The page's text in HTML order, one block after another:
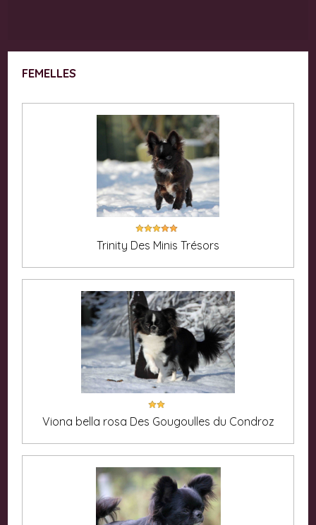
FEMELLES
Trinity Des Minis Trésors
Viona bella rosa Des Gougoulles du Condroz